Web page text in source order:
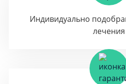
Индивидуально
лечения